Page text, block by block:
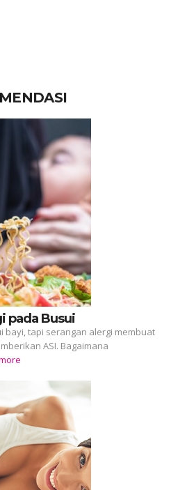
pada Busui
bayi, tapi serangan alergi membuat
ASI. Bagaimana